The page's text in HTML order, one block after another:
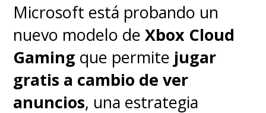
Microsoft está probando un
nuevo modelo deXbox Cloud
Gaming que permite jugar
gratis a cambio de ver
anuncios, una estrategia